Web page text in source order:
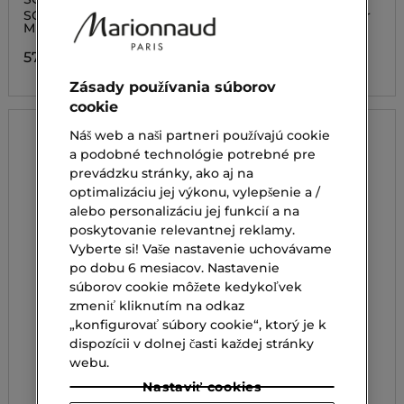
MILK SPF 30
SOLAR THE PROTECTIVE
MILK SPF 30
57,00 €
Opaľovací krém na tvár
Zásady používania súborov
cookie
Náš web a naši partneri používajú cookie
a podobné technológie potrebné pre
prevádzku stránky, ako aj na
optimalizáciu jej výkonu, vylepšenie a /
alebo personalizáciu jej funkcií a na
poskytovanie relevantnej reklamy.
Vyberte si! Vaše nastavenie uchovávame
po dobu 6 mesiacov. Nastavenie
súborov cookie môžete kedykoľvek
zmeniť kliknutím na odkaz
„konfigurovať súbory cookie“, ktorý je k
dispozícii v dolnej časti každej stránky
webu.
Nastaviť cookies